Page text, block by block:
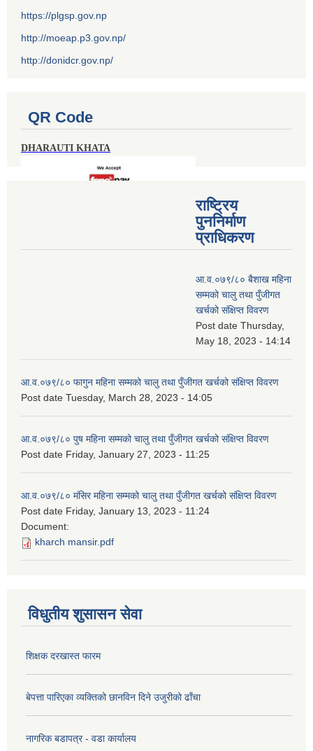
https://plgsp.gov.np
http://moeap.p3.gov.np/
http://donidcr.gov.np/
QR Code
DHARAUTI KHATA
राष्ट्रिय
पुननिर्माण
प्राधिकरण
आ.व.०७९/८० बैशाख महिना
सम्मको चालु तथा पुँजीगत
खर्चको संक्षिप्त विवरण
Post date Thursday,
May 18, 2023 - 14:14
आ.व.०७९/८० फागुन महिना सम्मको चालु तथा पुँजीगत खर्चको संक्षिप्त विवरण
Post date Tuesday, March 28, 2023 - 14:05
आ.व.०७९/८० पुष महिना सम्मको चालु तथा पुँजीगत खर्चको संक्षिप्त विवरण
Post date Friday, January 27, 2023 - 11:25
आ.व.०७९/८० मंसिर महिना सम्मको चालु तथा पुँजीगत खर्चको संक्षिप्त विवरण
Post date Friday, January 13, 2023 - 11:24
Document:
kharch mansir.pdf
विधुतीय शुसासन सेवा
शिक्षक दरखास्त फारम
बेपत्ता पारिएका व्यक्तिको छानविन दिने उजुरीको ढाँचा
नागरिक बडापत्र - वडा कार्यालय